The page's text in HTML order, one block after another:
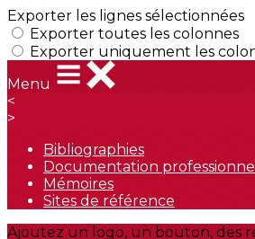
Exporter les lignes sélectionnées
Exporter toutes les colonnes
Exporter uniquement les
Menu
<
>
Bibliographies
Documentation
Mémoires
Sites de référence
Ajoutez un logo, un bouton, des